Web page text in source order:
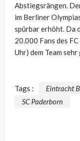
Abstiegsrängen.
im Berliner
spürbar erhöht. Da
20.000 Fans des
Uhr) dem Team sehr
Tags : Eintracht
SC Paderborn